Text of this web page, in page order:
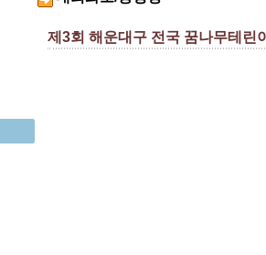
제3회 해운대구 전국 꿈나무테린